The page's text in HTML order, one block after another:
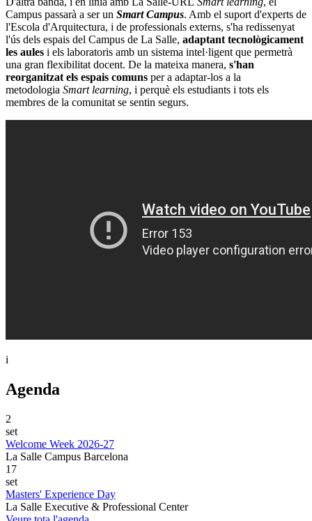
Campus passarà a ser un Smart Campus. Amb el suport d'experts de
l'Escola d'Arquitectura, i de professionals externs, s'ha redissenyat
l'ús dels espais del Campus de La Salle, adaptant tecnològicament
les aules i els laboratoris amb un sistema intel·ligent que permetrà
una gran flexibilitat docent. De la mateixa manera, s'han
reorganitzat els espais comuns per a adaptar-los a la
metodologia Smart learning, i perquè els estudiants i tots els
membres de la comunitat se sentin segurs.
i
Agenda
2
set
Welcome Week 2026-27
La Salle Campus Barcelona
17
set
Masters' Experience Day
La Salle Executive & Professional Center